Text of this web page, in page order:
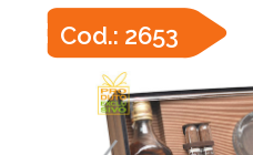
Cod.: 2653